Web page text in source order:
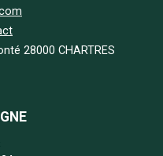
28000 CHARTRES